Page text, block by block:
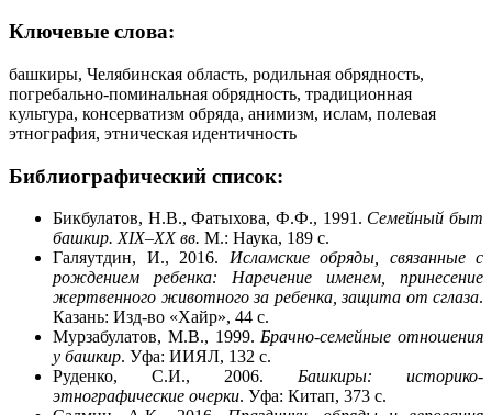
Ключевые слова:
башкиры, Челябинская область, родильная обрядность,
погребально-поминальная обрядность, традиционная
культура, консерватизм обряда, анимизм, ислам, полевая
этнография, этническая идентичность
Библиографический список:
Бикбулатов, Н.В., Фатыхова, Ф.Ф., 1991. Семейный быт
башкир. XIX–XX вв. М.: Наука, 189 с.
Галяутдин, И., 2016. Исламские обряды, связанные с
рождением ребенка: Наречение именем, принесение
жертвенного животного за ребенка, защита от сглаза.
Казань: Изд-во «Хайр», 44 с.
Мурзабулатов, М.В., 1999.Брачно-семейные отношения
у башкир. Уфа: ИИЯЛ, 132 с.
Руденко, С.И., 2006. Башкиры: историко-
этнографические очерки. Уфа: Китап, 373 с.